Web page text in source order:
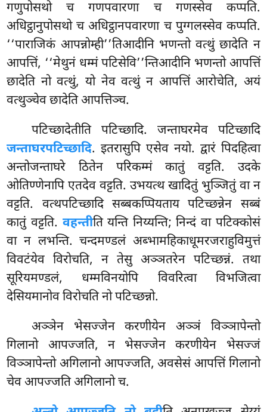
गणुपोसथो च गणपवारणा च गणस्सेव कप्पति.
अधिट्ठानुपोसथो च अधिट्ठानपवारणा च पुग्गलस्सेव कप्पति.
‘‘पाराजिकं आपन्नोम्ही’’तिआदीनि भणन्तो वत्थुं छादेति न
आपत्तिं, ‘‘मेथुनं धम्मं पटिसेवि’’न्तिआदीनि भणन्तो आपत्तिं
छादेति नो वत्थुं, यो नेव वत्थुं न आपत्तिं आरोचेति, अयं
वत्थुञ्चेव छादेति आपत्तिञ्च.
पटिच्छादेतीति पटिच्छादि. जन्ताघरमेव पटिच्छादि
जन्ताघरपटिच्छादि. इतरासुपि एसेव नयो. द्वारं पिदहित्वा
अन्तोजन्ताघरे ठितेन परिकम्मं कातुं वट्टति. उदके
ओतिण्णेनापि एतदेव वट्टति. उभयत्थ खादितुं भुञ्जितुं वा न
वट्टति. वत्थपटिच्छादि सब्बकप्पियताय पटिच्छन्नेन सब्बं
कातुं वट्टति. वहन्तीति यन्ति निय्यन्ति; निन्दं वा पटिक्कोसं
वा न लभन्ति. चन्दमण्डलं अब्भामहिकाधूमरजराहुविमुत्तं
विवटंयेव विरोचति, न तेसु अञ्ञतरेन पटिच्छन्नं. तथा
सूरियमण्डलं, धम्मविनयोपि विवरित्वा विभजित्वा
देसियमानोव विरोचति नो पटिच्छन्नो.
अञ्ञेन भेसज्जेन करणीयेन अञ्ञं विञ्ञापेन्तो
गिलानो आपज्जति, न भेसज्जेन करणीयेन भेसज्जं
विञ्ञापेन्तो अगिलानो आपज्जति, अवसेसं आपत्तिं गिलानो
चेव आपज्जति अगिलानो च.